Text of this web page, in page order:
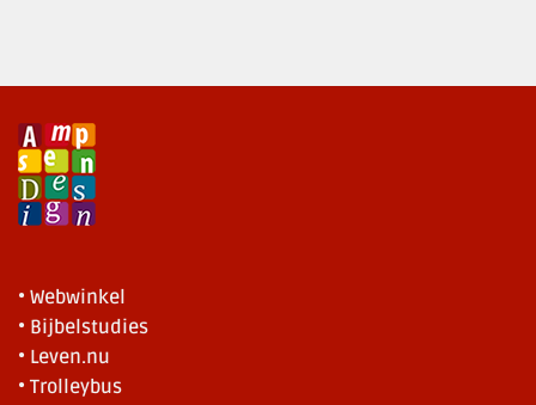
• Webwinkel
• Bijbelstudies
• Leven.nu
• Trolleybus